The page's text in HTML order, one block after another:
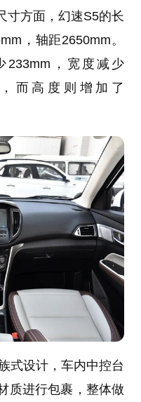
寸方面，幻速S5的长
，轴距2650mm。
，宽度减少
而高度则增加了
式设计，车内中控台
质进行包裹，整体做